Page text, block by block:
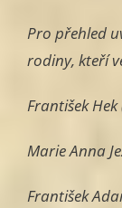
Pro přehled
rodiny, kteří
František Hek
Marie Anna
František